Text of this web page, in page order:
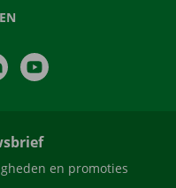
EN
LinkedIn
en promoties